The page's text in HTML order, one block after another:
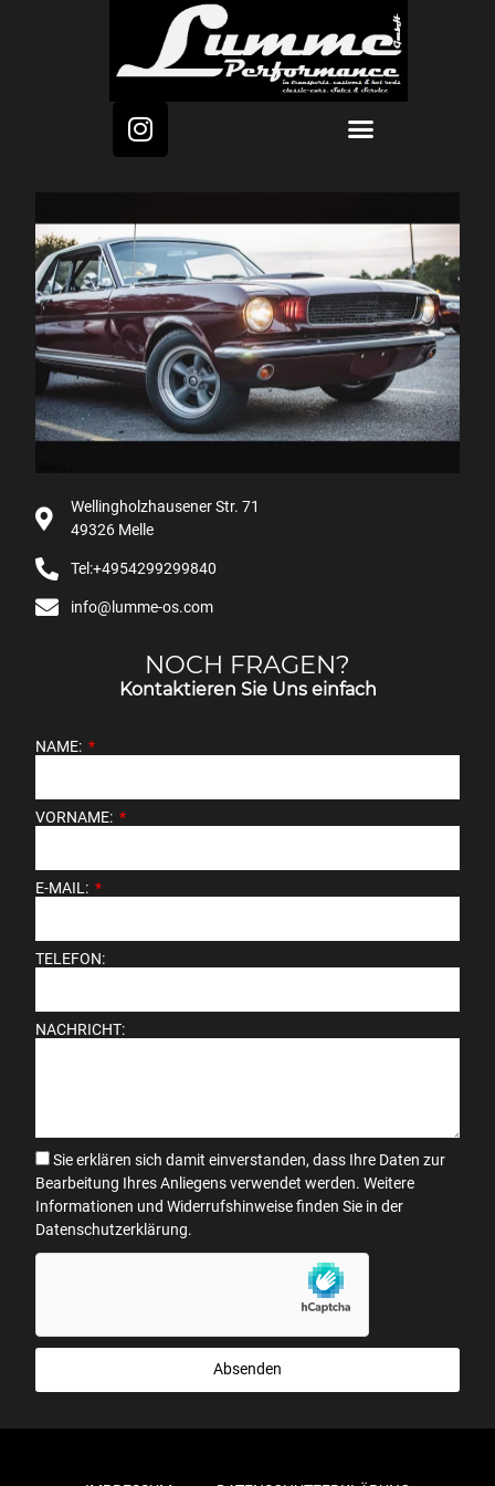
Wellingholzhausener Str. 71
49326 Melle
Tel:+4954299299840
info@lumme-os.com
NOCH FRAGEN?
Kontaktieren Sie Uns einfach
NAME:
VORNAME:
E-MAIL:
TELEFON:
NACHRICHT:
Sie erklären sich damit einverstanden, dass Ihre Daten zur
Bearbeitung Ihres Anliegens verwendet werden. Weitere
Informationen und Widerrufshinweise finden Sie in der
Datenschutzerklärung.
Absenden